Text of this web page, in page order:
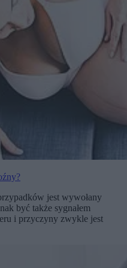
jest wywołany
być także sygnałem
i przyczyny zwykle jest